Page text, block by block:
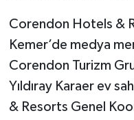
Corendon Hotels &
Kemer’de medya
Corendon Turizm
Yıldıray Karaer ev
& Resorts Genel